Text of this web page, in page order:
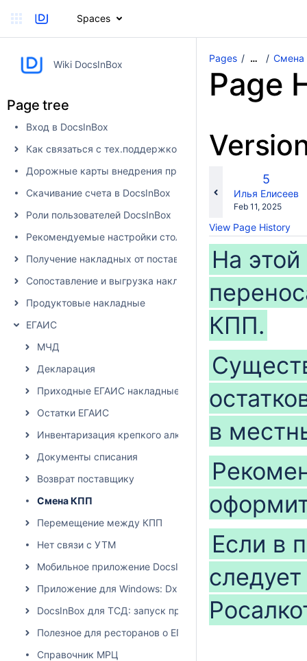
Spaces
Wiki DocsInBox
Page tree
Вход в DocsInBox
Как связаться с тех.поддержкой
Дорожные карты внедрения продуктов
Скачивание счета в DocsInBox
Роли пользователей DocsInBox
Рекомендуемые настройки столбцов
Получение накладных от поставщика в DocsInBox
Сопоставление и выгрузка накладных в учетную систему
Продуктовые накладные
ЕГАИС
МЧД
Декларация
Приходные ЕГАИС накладные
Остатки ЕГАИС
Инвентаризация крепкого алкоголя
Документы списания
Возврат поставщику
Смена КПП
Перемещение между КПП
Нет связи с УТМ
Мобильное приложение DocsInBox
Приложение для Windows: Dxbx.Desktop
DocsInBox для ТСД: запуск приложения на терминалах
Полезное для ресторанов о ЕГАИС
Справочник МРЦ
Pages …
Page
Old
Version
5
Илья Елисеев
Saved
Feb 11, 2025
View Page History
На
КПП.
в
Если в